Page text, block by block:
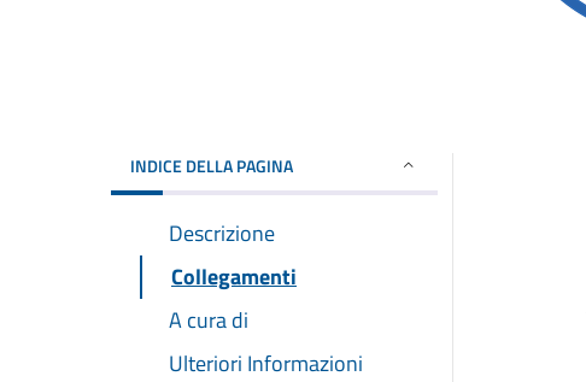
INDICE DELLA PAGINA
Descrizione
Collegamenti
A cura di
Ulteriori Informazioni